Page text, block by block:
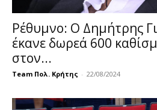
Ρέθυμνο: Ο Δημήτρης
έκανε δωρεά 600
στον...
Team Πολ. Κρήτης - 22/08/2024